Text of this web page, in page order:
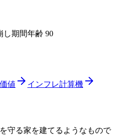
し期間年齢 90
値 インフレ計算機
守る家を建てるようなもので